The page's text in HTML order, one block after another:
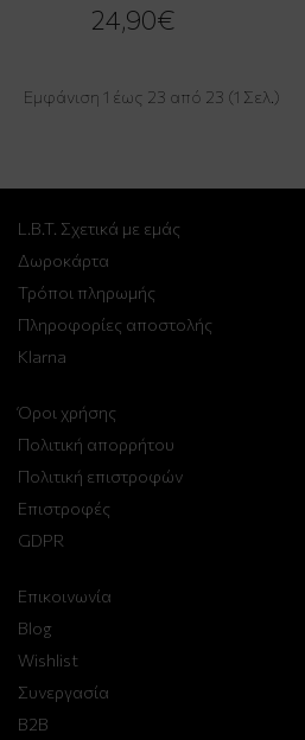
24,90€
Εμφάνιση 1 έως 23 από 23 (1 Σελ.)
L.B.T. Σχετικά με εμάς
Δωροκάρτα
Τρόποι πληρωμής
Πληροφορίες αποστολής
Klarna
Όροι χρήσης
Πολιτική απορρήτου
Πολιτική επιστροφών
Επιστροφές
GDPR
Επικοινωνία
Blog
Wishlist
Συνεργασία
B2B